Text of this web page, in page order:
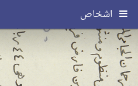
اشخاص